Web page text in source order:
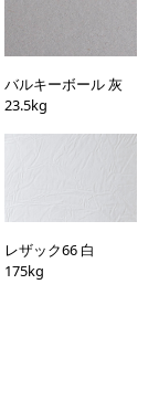
バルキーボール 灰
23.5kg
レザック66 白
175kg